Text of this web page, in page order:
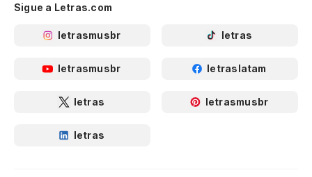
Sigue a Letras.com
letrasmusbr letras
letrasmusbr letraslatam
letras letrasmusbr
letras